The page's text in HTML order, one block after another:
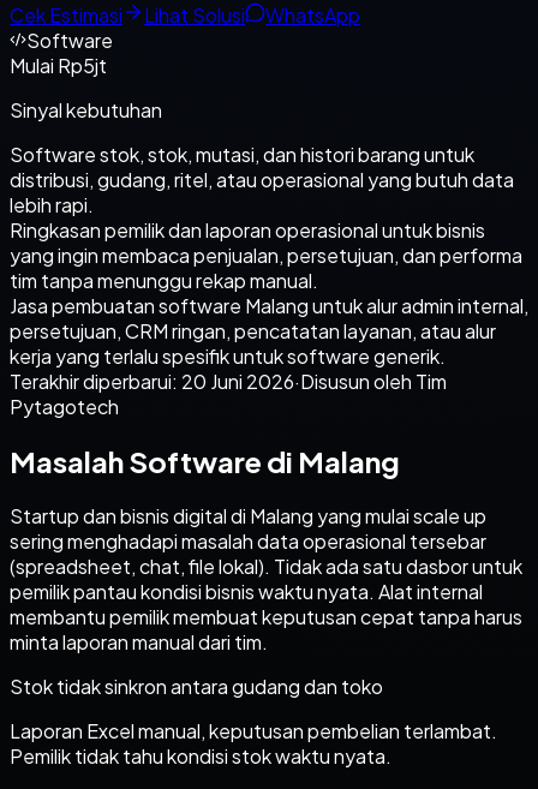
Cek Estimasi
Lihat Solusi
WhatsApp
Software
Mulai Rp5jt
Sinyal kebutuhan
Software stok, stok, mutasi, dan histori barang untuk
distribusi, gudang, ritel, atau operasional yang butuh data
lebih rapi.
Ringkasan pemilik dan laporan operasional untuk bisnis
yang ingin membaca penjualan, persetujuan, dan performa
tim tanpa menunggu rekap manual.
Jasa pembuatan software Malang untuk alur admin internal,
persetujuan, CRM ringan, pencatatan layanan, atau alur
kerja yang terlalu spesifik untuk software generik.
Terakhir diperbarui: 20 Juni 2026·Disusun oleh Tim
Pytagotech
Masalah Software di Malang
Startup dan bisnis digital di Malang yang mulai scale up
sering menghadapi masalah data operasional tersebar
(spreadsheet, chat, file lokal). Tidak ada satu dasbor untuk
pemilik pantau kondisi bisnis waktu nyata. Alat internal
membantu pemilik membuat keputusan cepat tanpa harus
minta laporan manual dari tim.
Stok tidak sinkron antara gudang dan toko
Laporan Excel manual, keputusan pembelian terlambat.
Pemilik tidak tahu kondisi stok waktu nyata.